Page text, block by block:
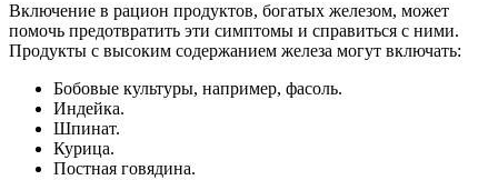
Включение в рацион продуктов, богатых железом, может
помочь предотвратить эти симптомы и справиться с ними.
Продукты с высоким содержанием железа могут включать:
Бобовые культуры, например, фасоль.
Индейка.
Шпинат.
Курица.
Постная говядина.